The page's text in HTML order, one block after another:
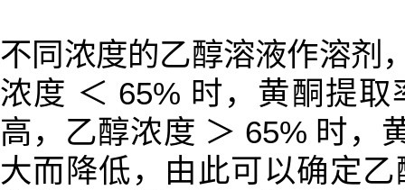
不同浓度的乙醇溶液作溶剂
浓度 ＜ 65% 时，黄酮提
高，乙醇浓度 ＞ 65% 时，
大而降低，由此可以确定